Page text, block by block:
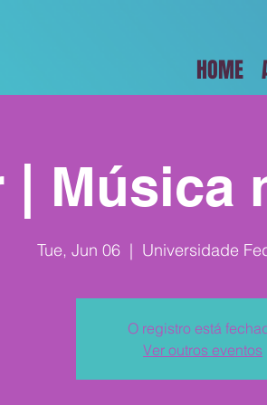
HOME
| Música
Tue, Jun 06
  |
Universidade
O registro está
Ver outros eventos